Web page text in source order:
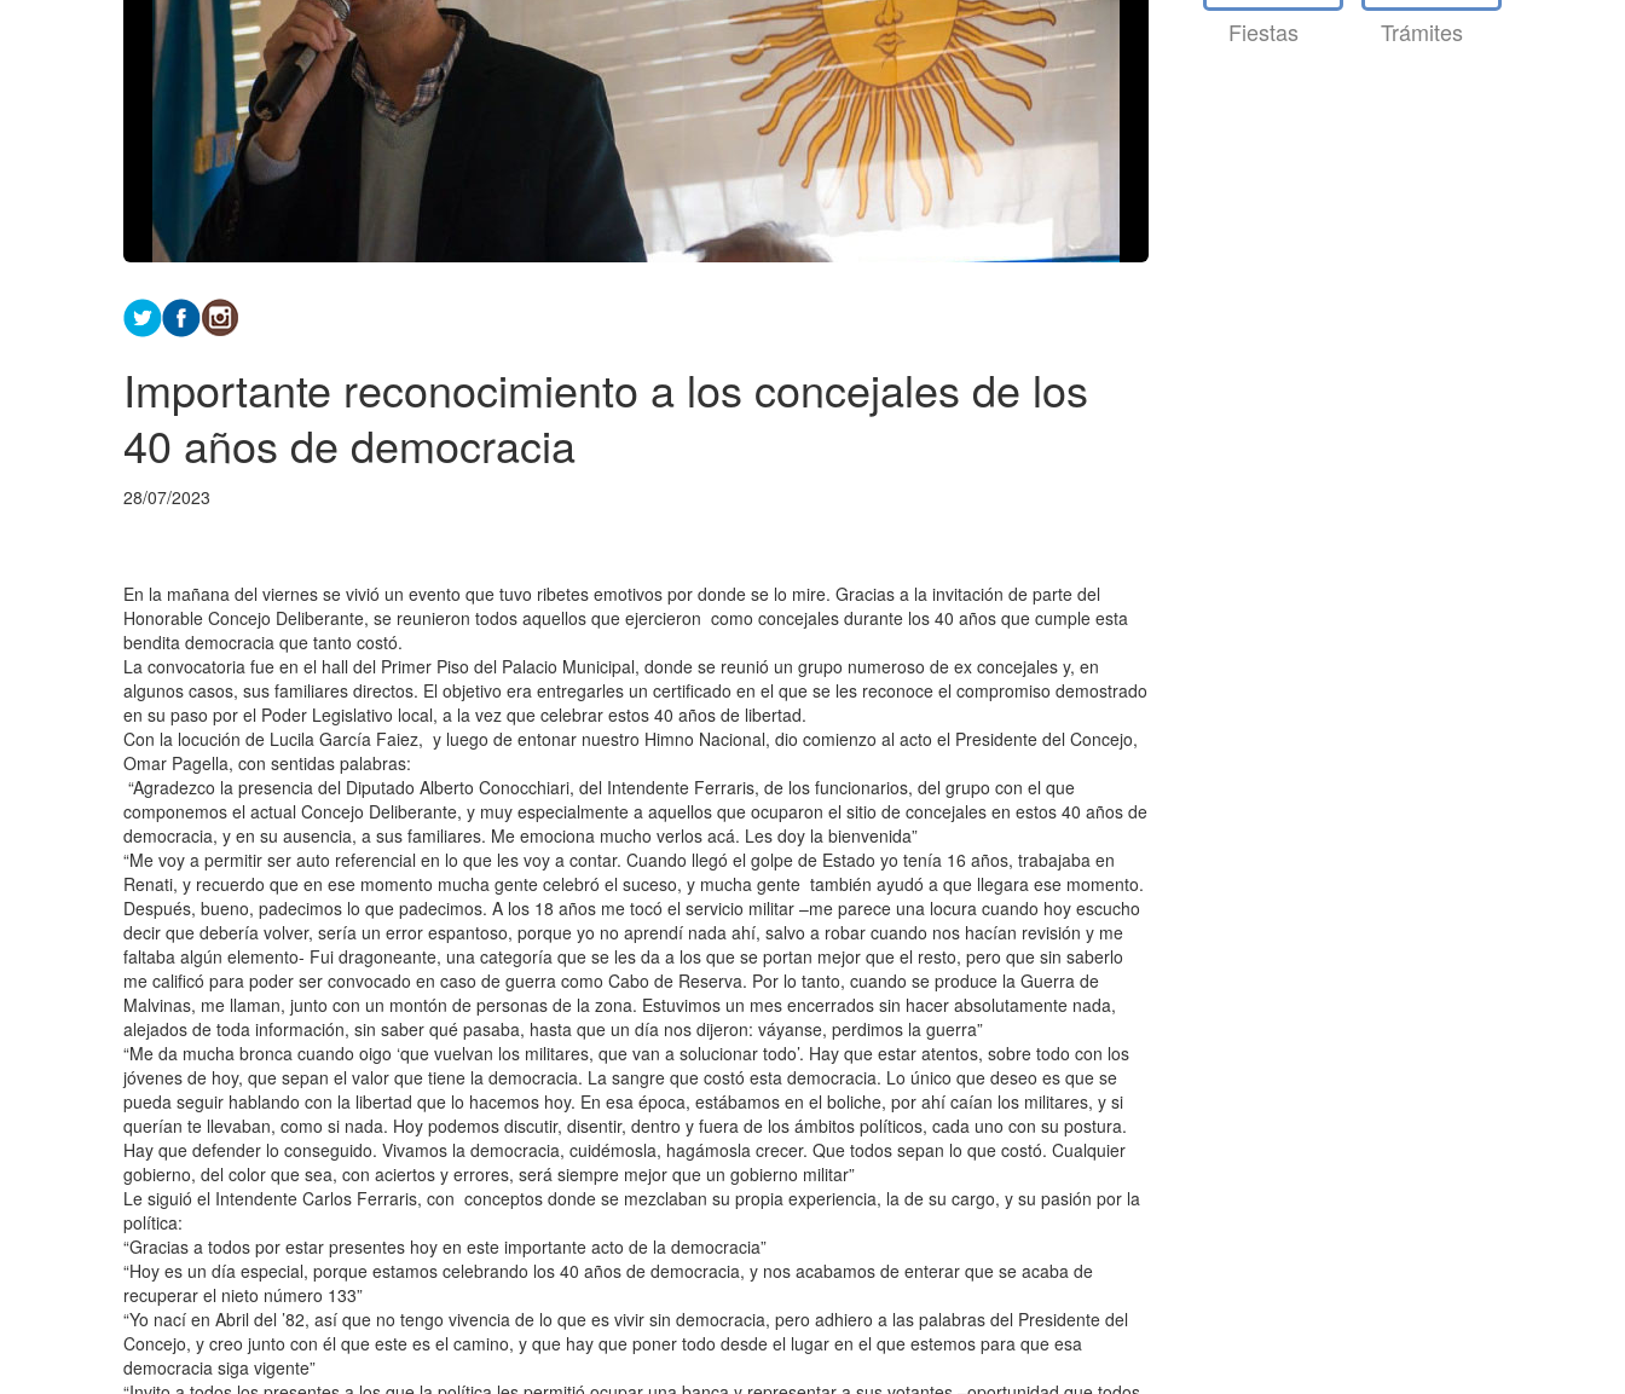
Importante reconocimiento a los concejales de los
40 años de democracia
28/07/2023
En la mañana del viernes se vivió un evento que tuvo ribetes emotivos por donde se lo mire. Gracias a la invitación de parte del
Honorable Concejo Deliberante, se reunieron todos aquellos que ejercieron como concejales durante los 40 años que cumple esta
bendita democracia que tanto costó.
La convocatoria fue en el hall del Primer Piso del Palacio Municipal, donde se reunió un grupo numeroso de ex concejales y, en
algunos casos, sus familiares directos. El objetivo era entregarles un certificado en el que se les reconoce el compromiso demostrado
en su paso por el Poder Legislativo local, a la vez que celebrar estos 40 años de libertad.
Con la locución de Lucila García Faiez, y luego de entonar nuestro Himno Nacional, dio comienzo al acto el Presidente del Concejo,
Omar Pagella, con sentidas palabras:
“Agradezco la presencia del Diputado Alberto Conocchiari, del Intendente Ferraris, de los funcionarios, del grupo con el que
componemos el actual Concejo Deliberante, y muy especialmente a aquellos que ocuparon el sitio de concejales en estos 40 años de
democracia, y en su ausencia, a sus familiares. Me emociona mucho verlos acá. Les doy la bienvenida”
“Me voy a permitir ser auto referencial en lo que les voy a contar. Cuando llegó el golpe de Estado yo tenía 16 años, trabajaba en
Renati, y recuerdo que en ese momento mucha gente celebró el suceso, y mucha gente también ayudó a que llegara ese momento.
Después, bueno, padecimos lo que padecimos. A los 18 años me tocó el servicio militar –me parece una locura cuando hoy escucho
decir que debería volver, sería un error espantoso, porque yo no aprendí nada ahí, salvo a robar cuando nos hacían revisión y me
faltaba algún elemento- Fui dragoneante, una categoría que se les da a los que se portan mejor que el resto, pero que sin saberlo
me calificó para poder ser convocado en caso de guerra como Cabo de Reserva. Por lo tanto, cuando se produce la Guerra de
Malvinas, me llaman, junto con un montón de personas de la zona. Estuvimos un mes encerrados sin hacer absolutamente nada,
alejados de toda información, sin saber qué pasaba, hasta que un día nos dijeron: váyanse, perdimos la guerra”
“Me da mucha bronca cuando oigo ‘que vuelvan los militares, que van a solucionar todo’. Hay que estar atentos, sobre todo con los
jóvenes de hoy, que sepan el valor que tiene la democracia. La sangre que costó esta democracia. Lo único que deseo es que se
pueda seguir hablando con la libertad que lo hacemos hoy. En esa época, estábamos en el boliche, por ahí caían los militares, y si
querían te llevaban, como si nada. Hoy podemos discutir, disentir, dentro y fuera de los ámbitos políticos, cada uno con su postura.
Hay que defender lo conseguido. Vivamos la democracia, cuidémosla, hagámosla crecer. Que todos sepan lo que costó. Cualquier
gobierno, del color que sea, con aciertos y errores, será siempre mejor que un gobierno militar”
Le siguió el Intendente Carlos Ferraris, con conceptos donde se mezclaban su propia experiencia, la de su cargo, y su pasión por la
política:
“Gracias a todos por estar presentes hoy en este importante acto de la democracia”
“Hoy es un día especial, porque estamos celebrando los 40 años de democracia, y nos acabamos de enterar que se acaba de
recuperar el nieto número 133”
“Yo nací en Abril del ’82, así que no tengo vivencia de lo que es vivir sin democracia, pero adhiero a las palabras del Presidente del
Concejo, y creo junto con él que este es el camino, y que hay que poner todo desde el lugar en el que estemos para que esa
democracia siga vigente”
Fiestas Trámites